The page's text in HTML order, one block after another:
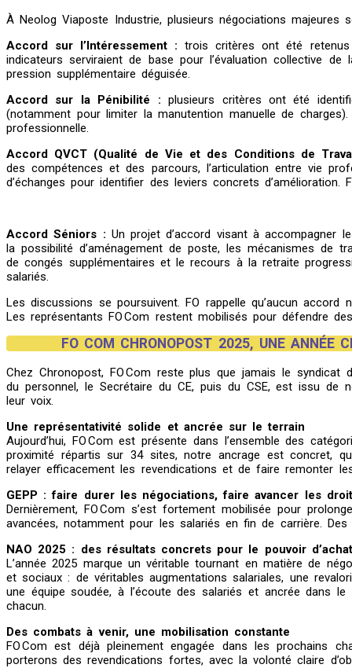
À Neolog Viaposte Industrie, plusieurs négociations
Accord sur l’Intéressement : trois critères ont été retenus
indicateurs serviraient de base pour l’évaluation collective
pression supplémentaire déguisée.
Accord sur la Pénibilité : plusieurs critères ont été
(notamment pour limiter la manutention manuelle de
professionnelle.
Accord QVCT (Qualité de Vie et des Conditions de
des compétences et des parcours, l’articulation entre vie
d’échanges pour identifier des leviers concrets
Accord Séniors : Un projet d’accord visant à accompagner
la possibilité d’aménagement de poste, les mécanismes de
de congés supplémentaires et le recours à la retraite
salariés.
Les discussions se poursuivent. FO rappelle qu’aucun
Les représentants FO Com restent mobilisés pour défendre
FO COM CHRONOPOST 2025, UNE ANNÉE
Chez Chronopost, FO Com reste plus que jamais le syndicat
du personnel, le Secrétaire du CE, puis du CSE, est issu
leur voix.
Une représentativité solide et ancrée sur le terrain
Aujourd’hui, FO Com est présente dans l’ensemble des
proximité répartis sur 34 sites, notre ancrage est concret,
relayer efficacement les revendications et de faire remonter
GEPP : faire durer les négociations, faire avancer les
Dernièrement, FO Com s’est fortement mobilisée pour
avancées, notamment pour les salariés en fin de carrière.
NAO 2025 : des résultats concrets pour le pouvoir d’achat
L’année 2025 marque un véritable tournant en matière de
et sociaux : de véritables augmentations salariales, une
une équipe soudée, à l’écoute des salariés et ancrée dans le
chacun.
Des combats à venir, une mobilisation constante
FO Com est déjà pleinement engagée dans les prochains
porterons des revendications fortes, avec la volonté claire